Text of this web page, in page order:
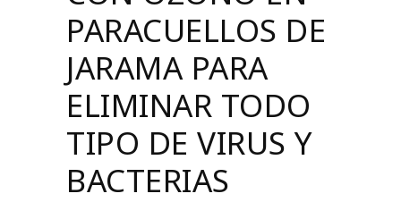
PARACUELLOS DE
JARAMA PARA
ELIMINAR TODO
TIPO DE VIRUS Y
BACTERIAS